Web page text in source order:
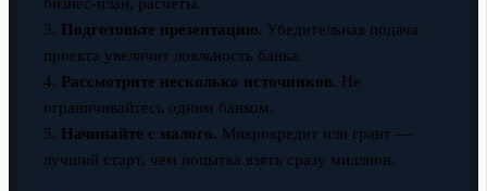
3. Подготовьте презентацию. Убедительная подача
проекта увеличит лояльность банка.
4. Рассмотрите несколько источников. Не
ограничивайтесь одним банком.
5. Начинайте с малого. Микрокредит или грант —
лучший старт, чем попытка взять сразу миллион.